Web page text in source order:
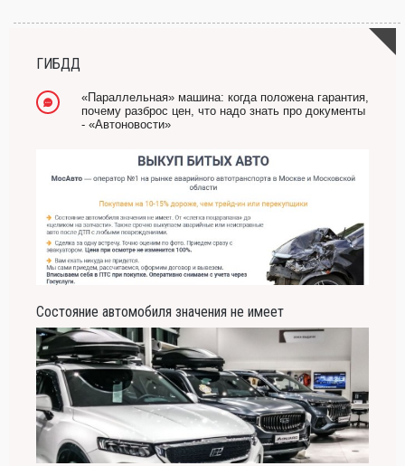
ГИБДД
«Параллельная» машина: когда положена гарантия,
почему разброс цен, что надо знать про документы
- «Автоновости»
Состояние автомобиля значения не имеет